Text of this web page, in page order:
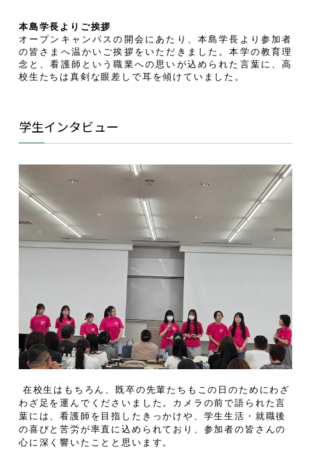
本島学長よりご挨拶
オープンキャンパスの開会にあたり、本島学長より参加者
の皆さまへ温かいご挨拶をいただきました。本学の教育理
念と、看護師という職業への思いが込められた言葉に、高
校生たちは真剣な眼差しで耳を傾けていました。
学生インタビュー
在校生はもちろん、既卒の先輩たちもこの日のためにわざ
わざ足を運んでくださいました。カメラの前で語られた言
葉には、看護師を目指したきっかけや、学生生活・就職後
の喜びと苦労が率直に込められており、参加者の皆さんの
心に深く響いたことと思います。